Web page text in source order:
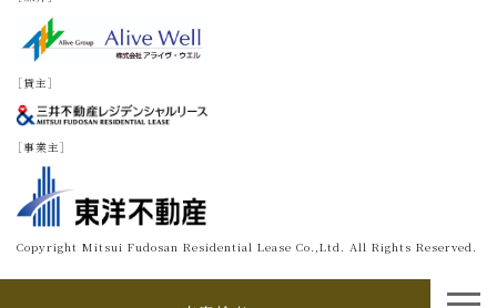
［貸主］
［事業主］
Copyright Mitsui Fudosan Residential Lease Co.,Ltd. All Rights Reserved.